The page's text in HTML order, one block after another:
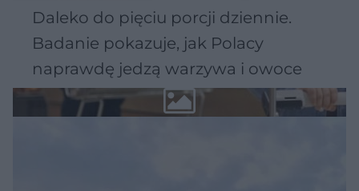
Daleko do pięciu porcji dziennie.
Badanie pokazuje, jak Polacy
naprawdę jedzą warzywa i owoce